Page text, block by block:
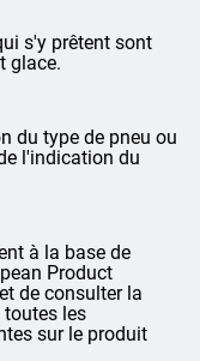
s'y prêtent sont
glace.
du type de pneu ou
l'indication du
à la base de
Product
de consulter la
les
sur le produit